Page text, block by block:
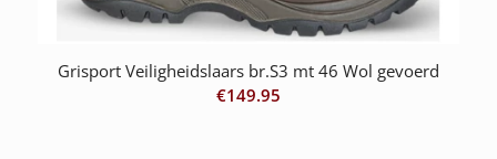
Grisport Veiligheidslaars br.S3 mt 46 Wol gevoerd
€149.95